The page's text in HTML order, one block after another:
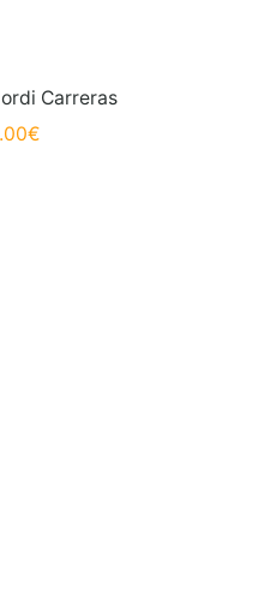
Carreras
€